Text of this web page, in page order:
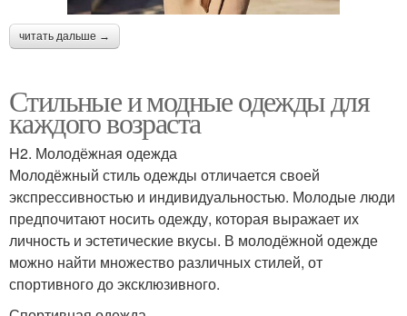
читать дальше →
Стильные и модные одежды для
каждого возраста
H2. Молодёжная одежда
Молодёжный стиль одежды отличается своей
экспрессивностью и индивидуальностью. Молодые люди
предпочитают носить одежду, которая выражает их
личность и эстетические вкусы. В молодёжной одежде
можно найти множество различных стилей, от
спортивного до эксклюзивного.